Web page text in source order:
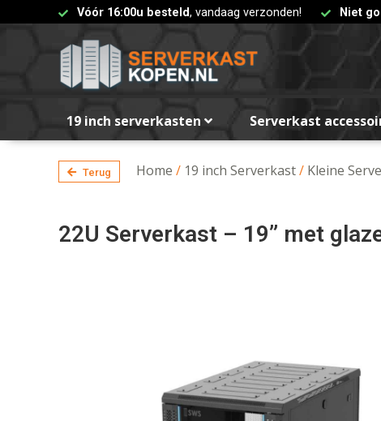
Vóór 16:00u besteld, vandaag verzonden! Niet
19 inch serverkasten Serverkast
Terug Home / 19 inch Serverkast/ Kleine
22U Serverkast – 19” met